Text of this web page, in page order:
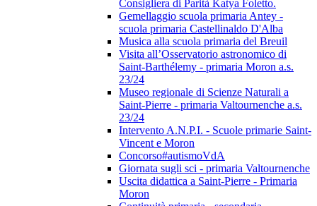
Consigliera di Parità Katya Foletto.
Gemellaggio scuola primaria Antey -
scuola primaria Castellinaldo D'Alba
Musica alla scuola primaria del Breuil
Visita all’Osservatorio astronomico di
Saint-Barthélemy - primaria Moron a.s.
23/24
Museo regionale di Scienze Naturali a
Saint-Pierre - primaria Valtournenche a.s.
23/24
Intervento A.N.P.I. - Scuole primarie Saint-
Vincent e Moron
Concorso#autismoVdA
Giornata sugli sci - primaria Valtournenche
Uscita didattica a Saint-Pierre - Primaria
Moron